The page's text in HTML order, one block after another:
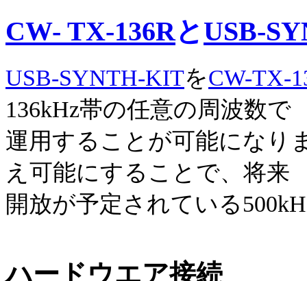
CW- TX-136RとUSB-
USB-SYNTH-KITをCW-TX-
136kHz帯の任意の周波数で
運用することが可能になり
え可能にすることで、将来
開放が予定されている
ハードウエア接続